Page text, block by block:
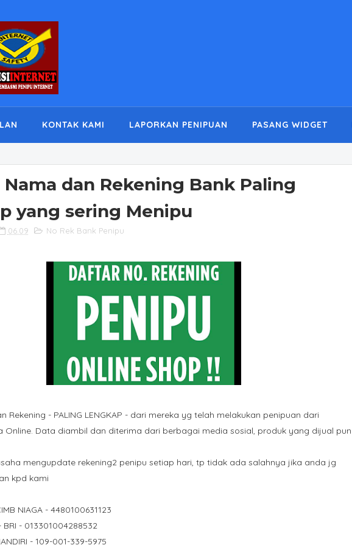
KONTAK KAMI LAPORKAN PENIPUAN PASANG WIDGET
dan Rekening Bank Paling
yang sering Menipu
06.09 No Rek Bank Penipu
Rekening - PALING LENGKAP - dari mereka yg telah melakukan penipuan dari
Online. Data diambil dan diterima dari berbagai media sosial, produk yang dijual pun
mengupdate rekening2 penipu setiap hari, tp tidak ada salahnya jika anda jg
kpd kami
NIAGA - 4480100631123
- 013301004288532
- 109-001-339-5975